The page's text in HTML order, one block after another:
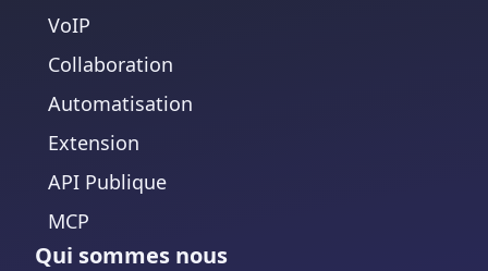
VoIP
Collaboration
Automatisation
Extension
API Publique
MCP
Qui sommes nous